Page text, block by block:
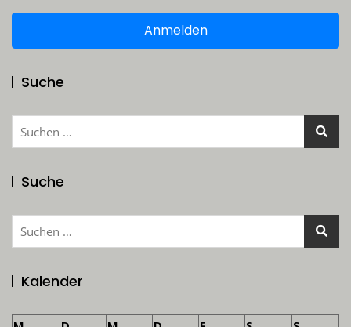
Anmelden
Suche
Suchen
Suche
Suchen
Kalender